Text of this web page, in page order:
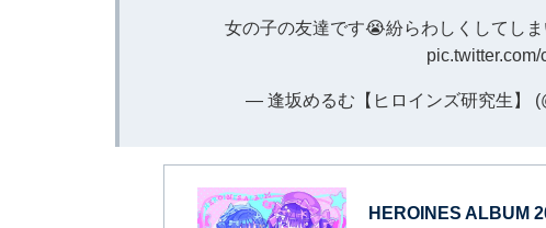
女の子の友達です😭紛らわしくしてし
pic.twitter.com/
— 逢坂めるむ【ヒロインズ研究生】
HEROINES ALBUM